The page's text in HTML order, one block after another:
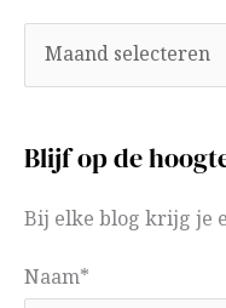
Blijf op de
Bij elke blog krijg je
Naam*